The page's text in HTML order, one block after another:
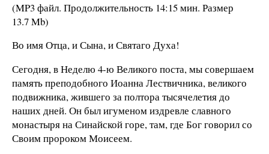
(MP3 файл. Продолжительность 14:15 мин. Размер
13.7 Mb)
Во имя Отца, и Сына, и Святаго Духа!
Сегодня, в Неделю 4-ю Великого поста, мы совершаем
память преподобного Иоанна Лествичника, великого
подвижника, жившего за полтора тысячелетия до
наших дней. Он был игуменом издревле славного
монастыря на Синайской горе, там, где Бог говорил со
Своим пророком Моисеем.